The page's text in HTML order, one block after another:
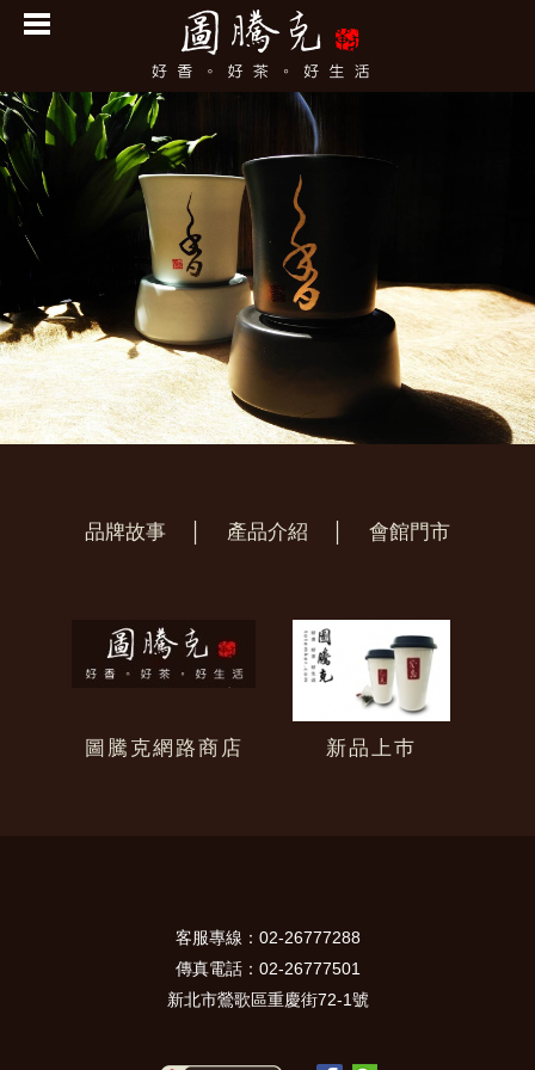
品牌故事 產品介紹 會館門市
圖騰克網路商店 新品上巿
客服專線：02-26777288
傳真電話：02-26777501
新北市鶯歌區重慶街72-1號